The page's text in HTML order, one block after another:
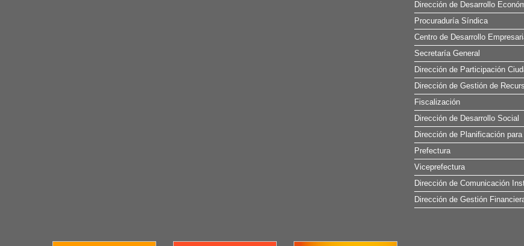
Dirección de Desarrollo
Procuraduría Síndica
Centro de Desarrollo
Secretaría General
Dirección de Participación
Dirección de Gestión de
Fiscalización
Dirección de Desarrollo Social
Dirección de Planificación
Prefectura
Viceprefectura
Dirección de Comunicación
Dirección de Gestión